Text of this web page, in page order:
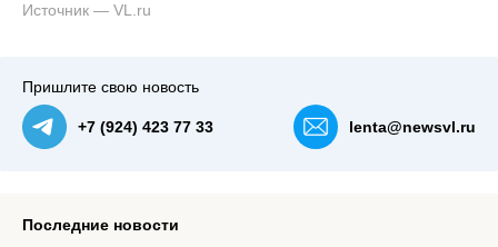
Источник — VL.ru
Пришлите свою новость
+7 (924) 423 77 33 lenta@newsvl.ru
Последние новости